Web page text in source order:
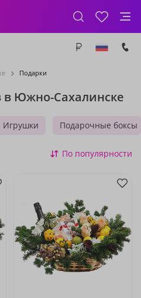
Подарки
в Южно-Сахалинске
Игрушки Подарочные боксы
По популярности